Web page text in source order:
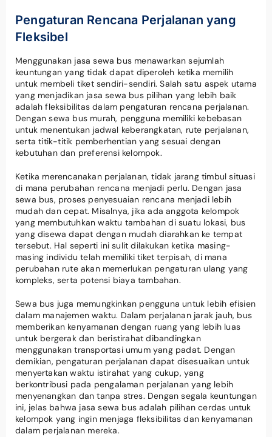
Pengaturan Rencana Perjalanan yang
Fleksibel
Menggunakan jasa sewa bus menawarkan sejumlah
keuntungan yang tidak dapat diperoleh ketika memilih
untuk membeli tiket sendiri-sendiri. Salah satu aspek utama
yang menjadikan jasa sewa bus pilihan yang lebih baik
adalah fleksibilitas dalam pengaturan rencana perjalanan.
Dengan sewa bus murah, pengguna memiliki kebebasan
untuk menentukan jadwal keberangkatan, rute perjalanan,
serta titik-titik pemberhentian yang sesuai dengan
kebutuhan dan preferensi kelompok.
Ketika merencanakan perjalanan, tidak jarang timbul situasi
di mana perubahan rencana menjadi perlu. Dengan jasa
sewa bus, proses penyesuaian rencana menjadi lebih
mudah dan cepat. Misalnya, jika ada anggota kelompok
yang membutuhkan waktu tambahan di suatu lokasi, bus
yang disewa dapat dengan mudah diarahkan ke tempat
tersebut. Hal seperti ini sulit dilakukan ketika masing-
masing individu telah memiliki tiket terpisah, di mana
perubahan rute akan memerlukan pengaturan ulang yang
kompleks, serta potensi biaya tambahan.
Sewa bus juga memungkinkan pengguna untuk lebih efisien
dalam manajemen waktu. Dalam perjalanan jarak jauh, bus
memberikan kenyamanan dengan ruang yang lebih luas
untuk bergerak dan beristirahat dibandingkan
menggunakan transportasi umum yang padat. Dengan
demikian, pengaturan perjalanan dapat disesuaikan untuk
menyertakan waktu istirahat yang cukup, yang
berkontribusi pada pengalaman perjalanan yang lebih
menyenangkan dan tanpa stres. Dengan segala keuntungan
ini, jelas bahwa jasa sewa bus adalah pilihan cerdas untuk
kelompok yang ingin menjaga fleksibilitas dan kenyamanan
dalam perjalanan mereka.